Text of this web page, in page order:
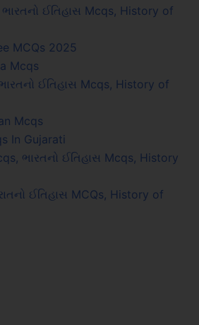
ભારતનો ઈતિહાસ Mcqs, History of
MCQs 2025
Mcqs
ઈતિહાસ Mcqs, History of
Mcqs
In Gujarati
ભારતનો ઈતિહાસ Mcqs, History
ઈતિહાસ MCQs, History of